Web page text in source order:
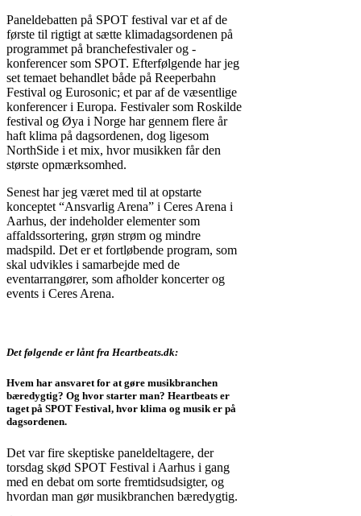
Paneldebatten på SPOT festival var et af de
første til rigtigt at sætte klimadagsordenen på
programmet på branchefestivaler og -
konferencer som SPOT. Efterfølgende har jeg
set temaet behandlet både på Reeperbahn
Festival og Eurosonic; et par af de væsentlige
konferencer i Europa. Festivaler som Roskilde
festival og Øya i Norge har gennem flere år
haft klima på dagsordenen, dog ligesom
NorthSide i et mix, hvor musikken får den
største opmærksomhed.
Senest har jeg været med til at opstarte
konceptet “Ansvarlig Arena” i Ceres Arena i
Aarhus, der indeholder elementer som
affaldssortering, grøn strøm og mindre
madspild. Det er et fortløbende program, som
skal udvikles i samarbejde med de
eventarrangører, som afholder koncerter og
events i Ceres Arena.
Det følgende er lånt fra Heartbeats.dk:
Hvem har ansvaret for at gøre musikbranchen
bæredygtig? Og hvor starter man? Heartbeats er
taget på SPOT Festival, hvor klima og musik er på
dagsordenen.
Det var fire skeptiske paneldeltagere, der
torsdag skød SPOT Festival i Aarhus i gang
med en debat om sorte fremtidsudsigter, og
hvordan man gør musikbranchen bæredygtig.